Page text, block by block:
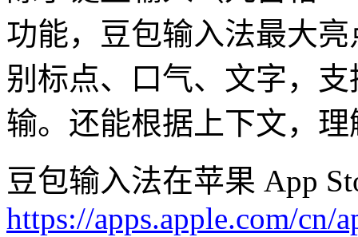
功能，豆包输入法最大
别标点、口气、文字，
输。还能根据上下文，
豆包输入法在苹果 App
https://apps.apple.com/cn/